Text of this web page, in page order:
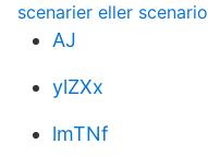
scenarier eller scenario
AJ
ylZXx
lmTNf